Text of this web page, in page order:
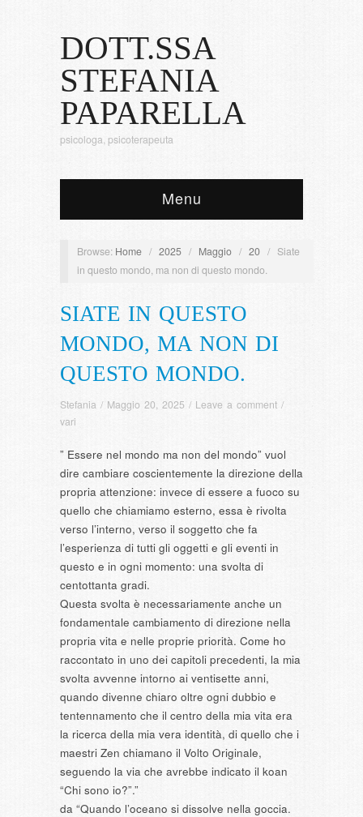
DOTT.SSA
STEFANIA
PAPARELLA
psicologa, psicoterapeuta
Menu
Browse: Home / 2025 / Maggio / 20 / Siate
in questo mondo, ma non di questo mondo.
SIATE IN QUESTO
MONDO, MA NON DI
QUESTO MONDO.
Stefania / Maggio 20, 2025 / Leave a comment /
vari
” Essere nel mondo ma non del mondo” vuol
dire cambiare coscientemente la direzione della
propria attenzione: invece di essere a fuoco su
quello che chiamiamo esterno, essa è rivolta
verso l’interno, verso il soggetto che fa
l’esperienza di tutti gli oggetti e gli eventi in
questo e in ogni momento: una svolta di
centottanta gradi.
Questa svolta è necessariamente anche un
fondamentale cambiamento di direzione nella
propria vita e nelle proprie priorità. Come ho
raccontato in uno dei capitoli precedenti, la mia
svolta avvenne intorno ai ventisette anni,
quando divenne chiaro oltre ogni dubbio e
tentennamento che il centro della mia vita era
la ricerca della mia vera identità, di quello che i
maestri Zen chiamano il Volto Originale,
seguendo la via che avrebbe indicato il koan
“Chi sono io?”.”
da “Quando l’oceano si dissolve nella goccia.